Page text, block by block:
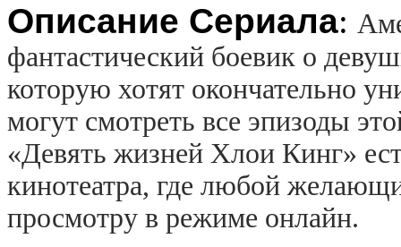
Описание Сериала:
фантастический боевик о
которую хотят окончательно
могут смотреть все эпизоды
«Девять жизней Хлои Кинг»
кинотеатра, где любой
просмотру в режиме онлайн.